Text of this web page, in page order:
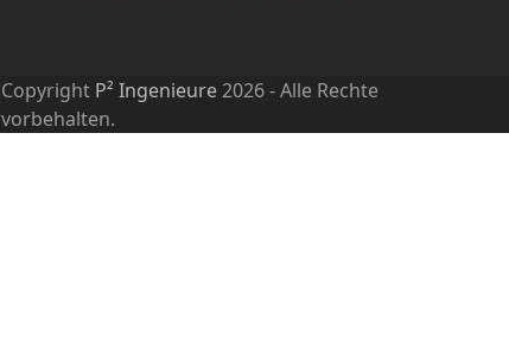
Copyright P² Ingenieure2026 - Alle Rechte
vorbehalten.